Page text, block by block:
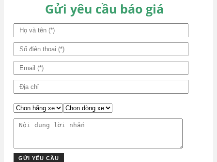
Gửi yêu cầu báo giá